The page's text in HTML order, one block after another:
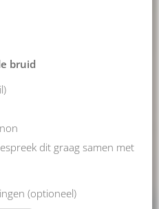
bruid
dit graag samen met
(optioneel)